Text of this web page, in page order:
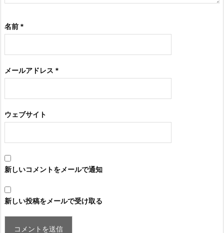
名前 *
メールアドレス *
ウェブサイト
新しいコメントをメールで通知
新しい投稿をメールで受け取る